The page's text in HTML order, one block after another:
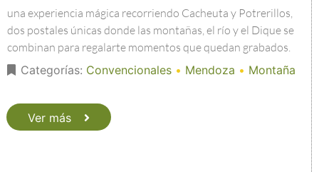
una experiencia mágica recorriendo Cacheuta y Potrerillos,
dos postales únicas donde las montañas, el río y el Dique se
combinan para regalarte momentos que quedan grabados.
Categorías: Convencionales • Mendoza • Montaña
Ver más